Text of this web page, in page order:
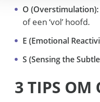
O (Overstimulation):
of een ‘vol’ hoofd.
E (Emotional
S (Sensing the
3 TIPS OM